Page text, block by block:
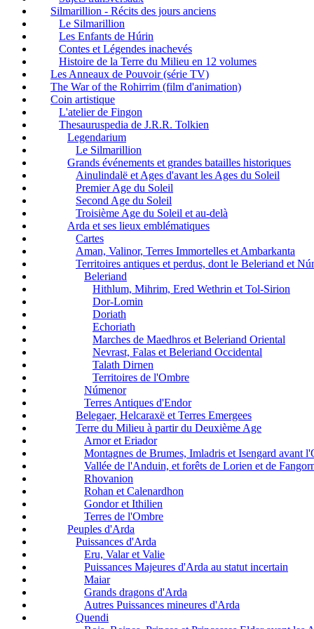
Silmarillion - Récits des jours anciens
Le Silmarillion
Les Enfants de Húrin
Contes et Légendes inachevés
Histoire de la Terre du Milieu en 12 volumes
Les Anneaux de Pouvoir (série TV)
The War of the Rohirrim (film d'animation)
Coin artistique
L'atelier de Fingon
Thesauruspedia de J.R.R. Tolkien
Legendarium
Le Silmarillion
Grands événements et grandes batailles historiques
Ainulindalë et Ages d'avant les Ages du Soleil
Premier Age du Soleil
Second Age du Soleil
Troisième Age du Soleil et au-delà
Arda et ses lieux emblématiques
Cartes
Aman, Valinor, Terres Immortelles et Ambarkanta
Territoires antiques et perdus, dont le Beleriand et
Beleriand
Hithlum, Mihrim, Ered Wethrin et Tol-Sirion
Dor-Lomin
Doriath
Echoriath
Marches de Maedhros et Beleriand Oriental
Nevrast, Falas et Beleriand Occidental
Talath Dirnen
Territoires de l'Ombre
Númenor
Terres Antiques d'Endor
Belegaer, Helcaraxë et Terres Emergees
Terre du Milieu à partir du Deuxième Age
Arnor et Eriador
Montagnes de Brumes, Imladris et Isengard avant
Vallée de l'Anduin, et forêts de Lorien et de
Rhovanion
Rohan et Calenardhon
Gondor et Ithilien
Terres de l'Ombre
Peuples d'Arda
Puissances d'Arda
Eru, Valar et Valie
Puissances Majeures d'Arda au statut incertain
Maiar
Grands dragons d'Arda
Autres Puissances mineures d'Arda
Quendi